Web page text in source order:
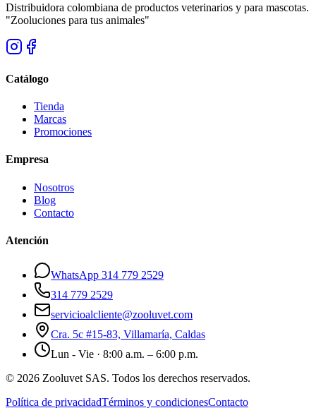
Distribuidora colombiana de productos veterinarios y para mascotas.
"Zooluciones para tus animales"
Catálogo
Tienda
Marcas
Promociones
Empresa
Nosotros
Blog
Contacto
Atención
WhatsApp 314 779 2529
314 779 2529
servicioalcliente@zooluvet.com
Cra. 5c #15-83, Villamaría, Caldas
Lun - Vie · 8:00 a.m. – 6:00 p.m.
© 2026 Zooluvet SAS. Todos los derechos reservados.
Política de privacidadTérminos y condicionesContacto